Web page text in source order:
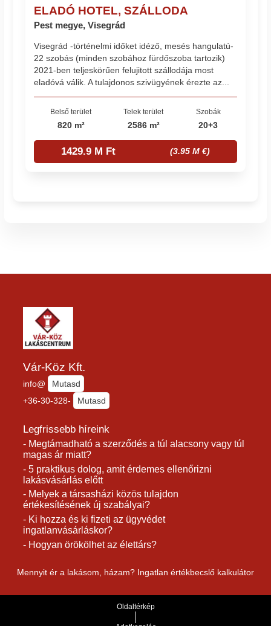
ELADÓ HOTEL, SZÁLLODA
Pest megye, Visegrád
Visegrád -történelmi időket idéző, mesés hangulatú-
22 szobás (minden szobához fürdőszoba tartozik)
2021-ben teljeskörűen felujitott szállodája most
eladóvá válik. A tulajdonos szivügyének érezte az...
Belső terület
820 m²
Telek terület
2586 m²
Szobák
20+3
1429.9 M Ft (3.95 M €)
Vár-Köz Kft.
info@
Mutasd
+36-30-328-
Mutasd
Legfrissebb híreink
- Megtámadható a szerződés a túl alacsony vagy túl
magas ár miatt?
- 5 praktikus dolog, amit érdemes ellenőrizni
lakásvásárlás előtt
- Melyek a társasházi közös tulajdon
értékesítésének új szabályai?
- Ki hozza és ki fizeti az ügyvédet
ingatlanvásárláskor?
- Hogyan örökölhet az élettárs?
Mennyit ér a lakásom, házam? Ingatlan értékbecslő kalkulátor
Oldaltérkép